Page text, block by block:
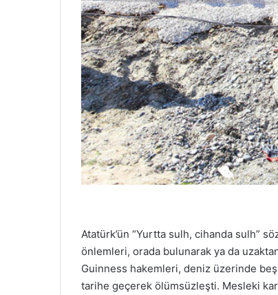
Atatürk’ün “Yurtta sulh, cihanda sulh”
önlemleri, orada bulunarak ya da
Guinness hakemleri, deniz üzerinde
tarihe geçerek ölümsüzleşti. Mesleki